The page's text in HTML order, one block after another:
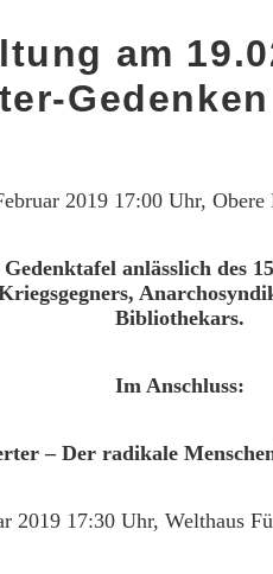
am
Gedenken
2019 17:00 Uhr, Obere
anlässlich des
Bibliothekars.
Im Anschluss:
– Der radikale
2019 17:30 Uhr, Welthaus